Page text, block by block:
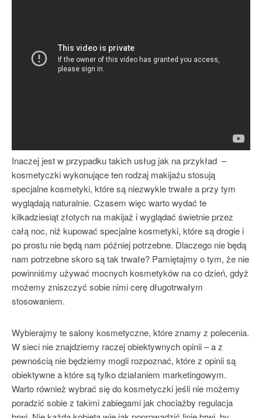
Inaczej jest w przypadku takich usług jak na przykład –
kosmetyczki wykonujące ten rodzaj makijażu stosują
specjalne kosmetyki, które są niezwykle trwałe a przy tym
wyglądają naturalnie. Czasem więc warto wydać te
kilkadziesiąt złotych na makijaż i wyglądać świetnie przez
całą noc, niż kupować specjalne kosmetyki, które są drogie i
po prostu nie będą nam później potrzebne. Dlaczego nie będą
nam potrzebne skoro są tak trwałe? Pamiętajmy o tym, że nie
powinniśmy używać mocnych kosmetyków na co dzień, gdyż
możemy zniszczyć sobie nimi cerę długotrwałym
stosowaniem.
Wybierajmy te salony kosmetyczne, które znamy z polecenia.
W sieci nie znajdziemy raczej obiektywnych opinii – a z
pewnością nie będziemy mogli rozpoznać, które z opinii są
obiektywne a które są tylko działaniem marketingowym.
Warto również wybrać się do kosmetyczki jeśli nie możemy
poradzić sobie z takimi zabiegami jak chociażby regulacja